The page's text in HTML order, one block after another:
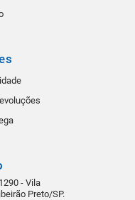
- Vila
Preto/SP.